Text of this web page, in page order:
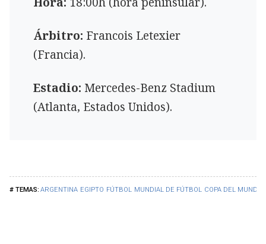
ARGENTINA EGIPTO FÚTBOL MUNDIAL DE FÚTBOL COPA DEL MUNDO
Árbitro: Francois Letexier
(Francia).
Estadio: Mercedes-Benz Stadium
(Atlanta, Estados Unidos).